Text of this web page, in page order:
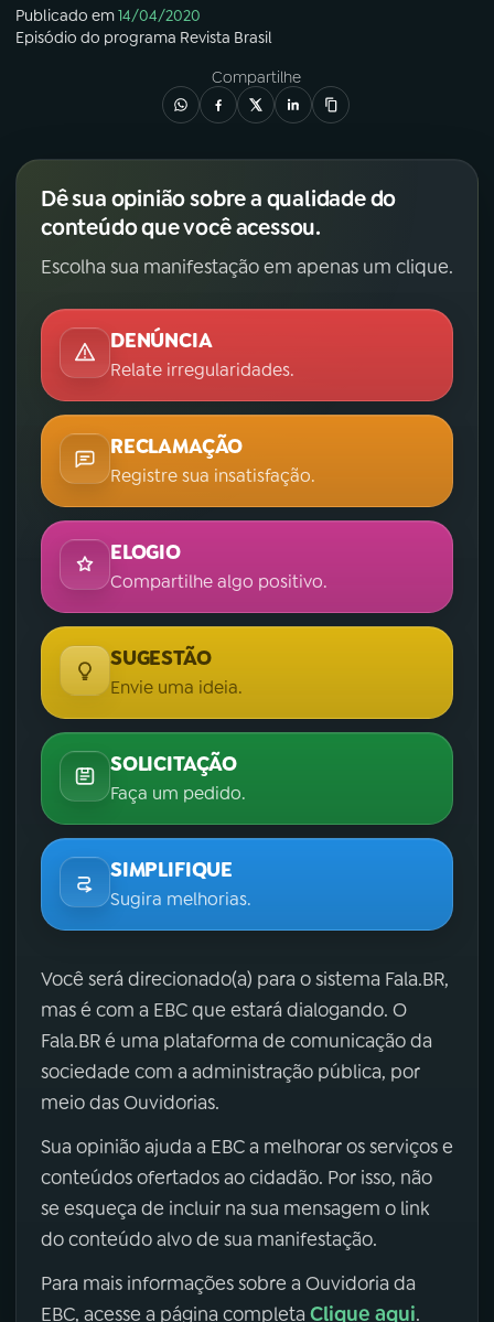
Publicado em14/04/2020
Episódio do programa Revista Brasil
Compartilhe
Dê sua opinião sobre a qualidade do
conteúdo que você acessou.
Escolha sua manifestação em apenas um clique.
DENÚNCIA
Relate irregularidades.
RECLAMAÇÃO
Registre sua insatisfação.
ELOGIO
Compartilhe algo positivo.
SUGESTÃO
Envie uma ideia.
SOLICITAÇÃO
Faça um pedido.
SIMPLIFIQUE
Sugira melhorias.
Você será direcionado(a) para o sistema Fala.BR,
mas é com a EBC que estará dialogando. O
Fala.BR é uma plataforma de comunicação da
sociedade com a administração pública, por
meio das Ouvidorias.
Sua opinião ajuda a EBC a melhorar os serviços e
conteúdos ofertados ao cidadão. Por isso, não
se esqueça de incluir na sua mensagem o link
do conteúdo alvo de sua manifestação.
Para mais informações sobre a Ouvidoria da
EBC, acesse a página completa Clique aqui.